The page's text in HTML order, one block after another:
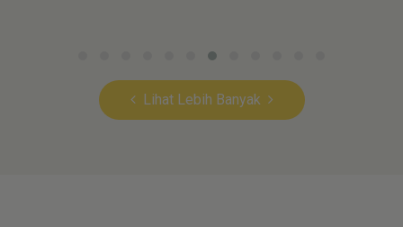
Lihat Lebih Banyak